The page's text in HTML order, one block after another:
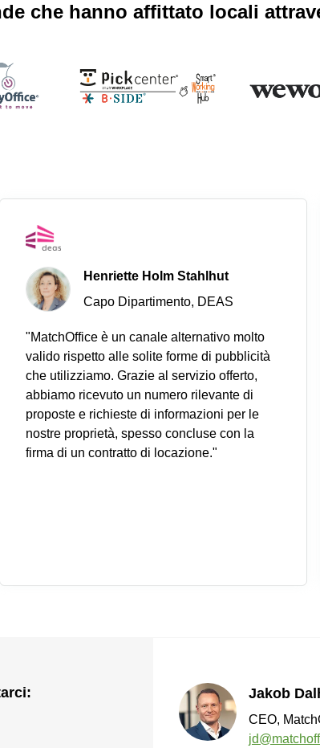
che hanno affittato locali
Henriette Holm Stahlhut
Capo Dipartimento, DEAS
"MatchOffice è un canale alternativo molto
valido rispetto alle solite forme di pubblicità
che utilizziamo. Grazie al servizio offerto,
abbiamo ricevuto un numero rilevante di
proposte e richieste di informazioni per le
nostre proprietà, spesso concluse con la
firma di un contratto di locazione."
Jakob
CEO,